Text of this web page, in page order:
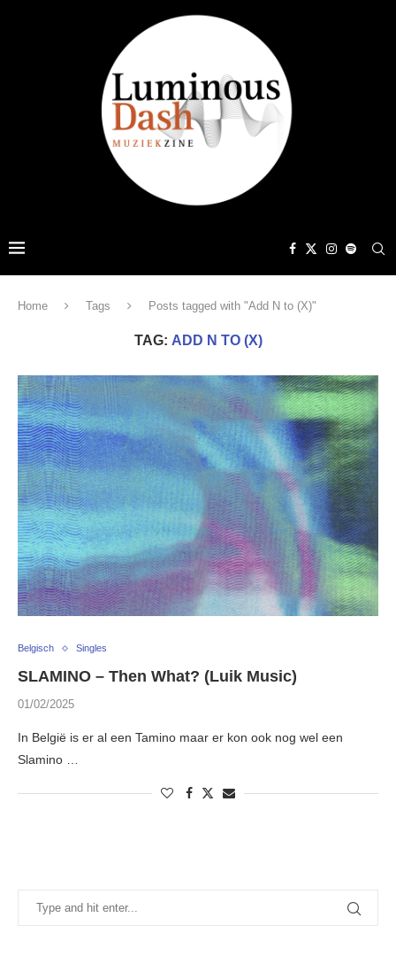
Home Tags Posts tagged with "Add N to (X)"
TAG: ADD N TO (X)
Belgisch Singles
SLAMINO – Then What? (Luik Music)
01/02/2025
In België is er al een Tamino maar er kon ook nog wel een
Slamino …